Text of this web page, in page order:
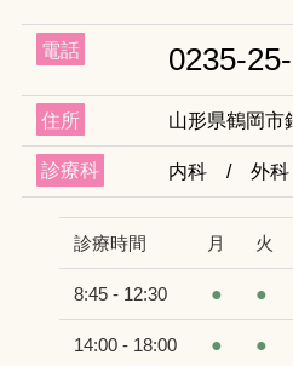
電話 0235-
住所 山形県鶴岡市
診療科 内科 / 外
診療時間 月 火
8:45 - 12:30 ● ●
14:00 - 18:00 ● ●